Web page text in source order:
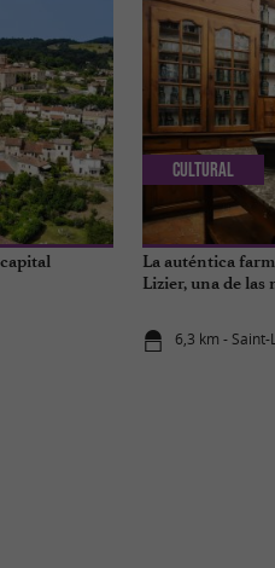
La auténtica
Lizier, una de las
6,3 km - Saint-
Cultural